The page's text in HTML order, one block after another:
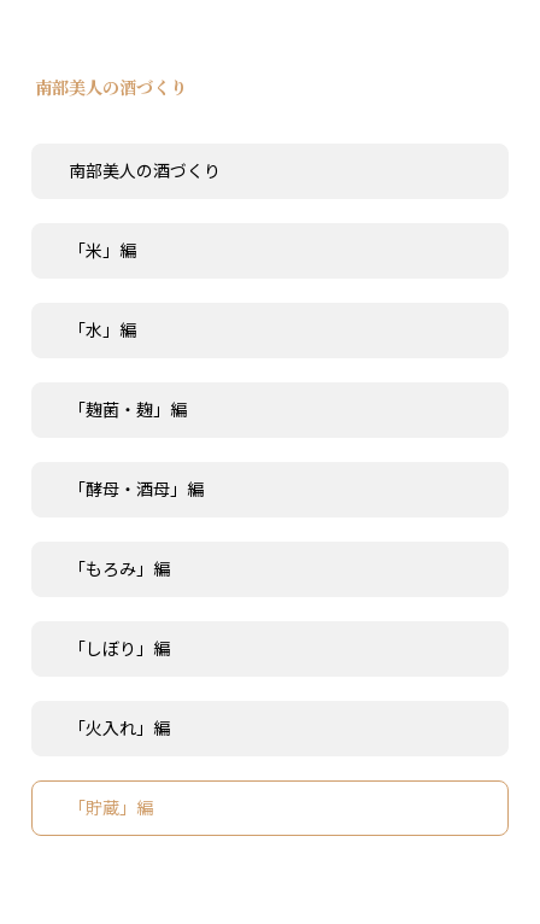
南部美人の酒づくり
南部美人の酒づくり
「米」編
「水」編
「麹菌・麹」編
「酵母・酒母」編
「もろみ」編
「しぼり」編
「火入れ」編
「貯蔵」編